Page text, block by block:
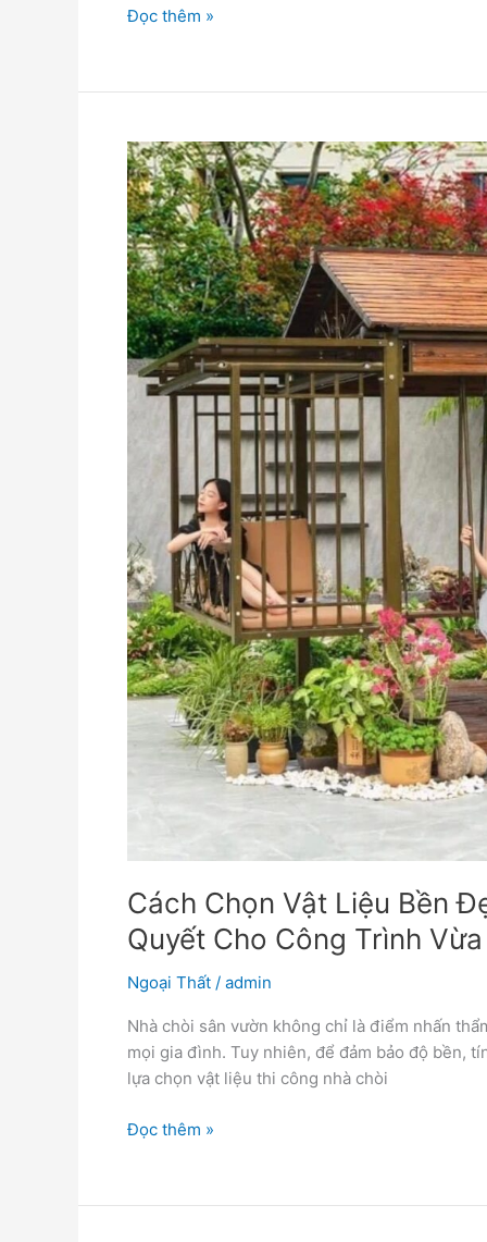
Đọc thêm »
Cách Chọn Vật Liệu Bền
Quyết Cho Công Trình
Ngoại Thất / admin
Nhà chòi sân vườn không chỉ là điểm nhấn
mọi gia đình. Tuy nhiên, để đảm bảo độ bền,
lựa chọn vật liệu thi công nhà chòi
Cách
Chọn
Vật
Liệu
Bền
Đẹp
Cho
Nhà
Chòi
Sân
Công
Trình
Vừa
Chất,
Vừa
Chơi
Lâu
Đọc thêm »